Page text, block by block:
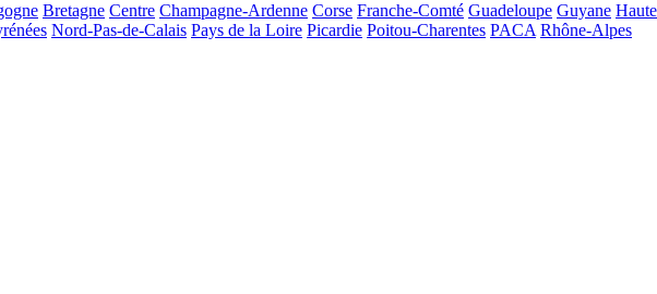
Bretagne Centre Champagne-Ardenne Corse Franche-Comté Guadeloupe Guyane
Nord-Pas-de-Calais Pays de la Loire Picardie Poitou-Charentes PACA Rhône-Alpes